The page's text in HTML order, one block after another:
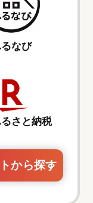
なび
さと納税
から探す